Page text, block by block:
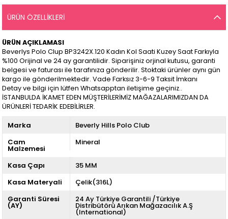
ÜRÜN ÖZELLIKLERI
ÜRÜN AÇIKLAMASI
Beverlys Polo Clup BP3242X.120 Kadın Kol Saati Kuzey Saat Farkıyla
%100 Orijinal ve 24 ay garantilidir. Siparişiniz orjinal kutusu, garanti
belgesi ve faturası ile tarafınıza gönderilir. Stoktaki ürünler aynı gün
kargo ile gönderilmektedir. Vade Farksız 3-6-9 Taksit İmkanı
Detay ve bilgi için lütfen Whatsapptan iletişime geçiniz..
İSTANBULDA İKAMET EDEN MÜŞTERİLERİMİZ MAĞAZALARIMIZDAN DA
ÜRÜNLERİ TEDARİK EDEBİLİRLER.
Marka
Beverly Hills Polo Club
Cam
Malzemesi
Mineral
Kasa Çapı
35 MM
Kasa Materyali
Çelik(316L)
Garanti Süresi
(AY)
24 Ay Türkiye Garantili /Türkiye
Distribütörü Arıkan Mağazacılık A.Ş
(International)